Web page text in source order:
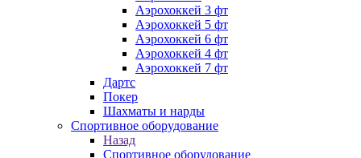
Аэрохоккей 3 фт
Аэрохоккей 5 фт
Аэрохоккей 6 фт
Аэрохоккей 4 фт
Аэрохоккей 7 фт
Дартс
Покер
Шахматы и нарды
Спортивное оборудование
Назад
Спортивное оборудование